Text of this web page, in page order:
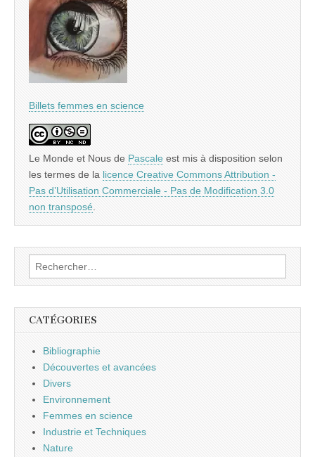
Billets femmes en science
Le Monde et Nous de Pascale est mis à disposition selon
les termes de la licence Creative Commons Attribution -
Pas d’Utilisation Commerciale - Pas de Modification 3.0
non transposé
Rechercher :
CATÉGORIES
Bibliographie
Découvertes et avancées
Divers
Environnement
Femmes en science
Industrie et Techniques
Nature